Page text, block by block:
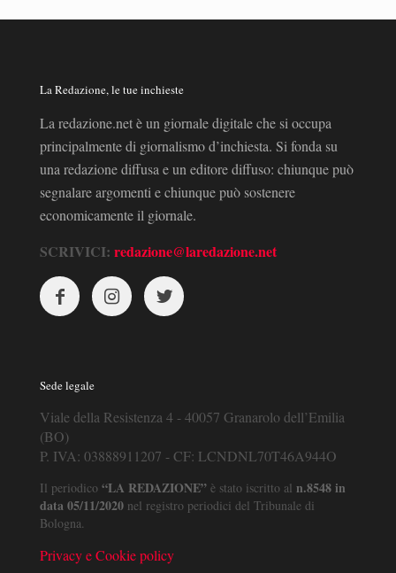
La Redazione, le tue inchieste
La redazione.net è un giornale digitale che si occupa
principalmente di giornalismo d’inchiesta. Si fonda su
una redazione diffusa e un editore diffuso: chiunque può
segnalare argomenti e chiunque può sostenere
economicamente il giornale.
SCRIVICI: redazione@laredazione.net
Sede legale
Viale della Resistenza 4 - 40057 Granarolo dell’Emilia
(BO)
P. IVA: 03888911207 - CF: LCNDNL70T46A944O
Il periodico “LA REDAZIONE” è stato iscritto al n.8548 in
data 05/11/2020 nel registro periodici del Tribunale di
Bologna.
Privacy e Cookie policy